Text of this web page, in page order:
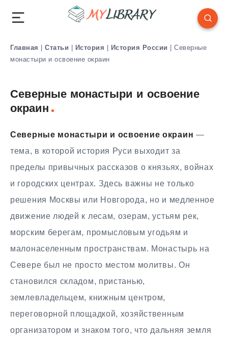
Главная | Статьи | История | История России | Северные
монастыри и освоение окраин
Северные монастыри и освоение
окраин
Северные монастыри и освоение окраин —
тема, в которой история Руси выходит за
пределы привычных рассказов о князьях, войнах
и городских центрах. Здесь важны не только
решения Москвы или Новгорода, но и медленное
движение людей к лесам, озерам, устьям рек,
морским берегам, промысловым угодьям и
малонаселенным пространствам. Монастырь на
Севере был не просто местом молитвы. Он
становился складом, пристанью,
землевладельцем, книжным центром,
переговорной площадкой, хозяйственным
организатором и знаком того, что дальняя земля